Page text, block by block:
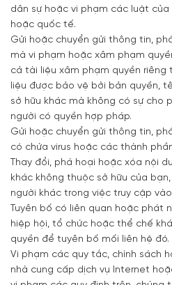
dân sự hoặc vi phạm các luật
hoặc quốc tế.
Gửi hoặc chuyển gửi thông tin,
mà vi phạm hoặc xâm phạm
cả tài liệu xâm phạm quyền riêng
liệu được bảo vệ bởi bản quyền,
sở hữu khác mà không có sự cho
người có quyền hợp pháp.
Gửi hoặc chuyển gửi thông tin,
có chứa virus hoặc các thành
Thay đổi, phá hoại hoặc xóa nội
khác không thuộc sở hữu của
người khác trong việc truy cập
Tuyên bố có liên quan hoặc phát
hiệp hội, tổ chức hoặc thể chế
quyền để tuyên bố mối liên hệ đó.
Vi phạm các quy tắc, chính sách
nhà cung cấp dịch vụ Internet